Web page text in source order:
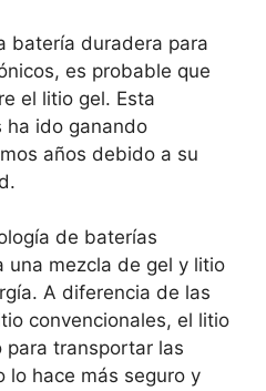
batería duradera para
es probable que
el litio gel. Esta
ha ido ganando
años debido a su
de baterías
una mezcla de gel y litio
A diferencia de las
convencionales, el litio
para transportar las
lo hace más seguro y